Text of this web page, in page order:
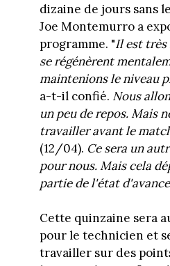
dizaine de jours sans
Joe Montemurro a
programme. "Il est
se régénèrent
maintenions le niveau
a-t-il confié. Nous
un peu de repos. Mais
travailler avant le
(12/04). Ce sera un
pour nous. Mais cela
partie de l'état
Cette quinzaine sera
pour le technicien et
travailler sur des